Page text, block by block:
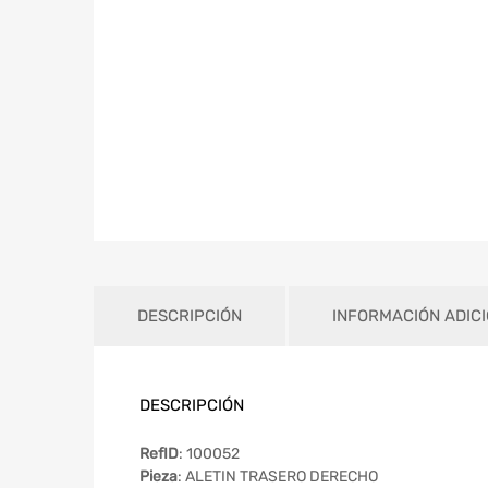
DESCRIPCIÓN INFORMACIÓN
DESCRIPCIÓN
RefID: 100052
Pieza: ALETIN TRASERO DERECHO